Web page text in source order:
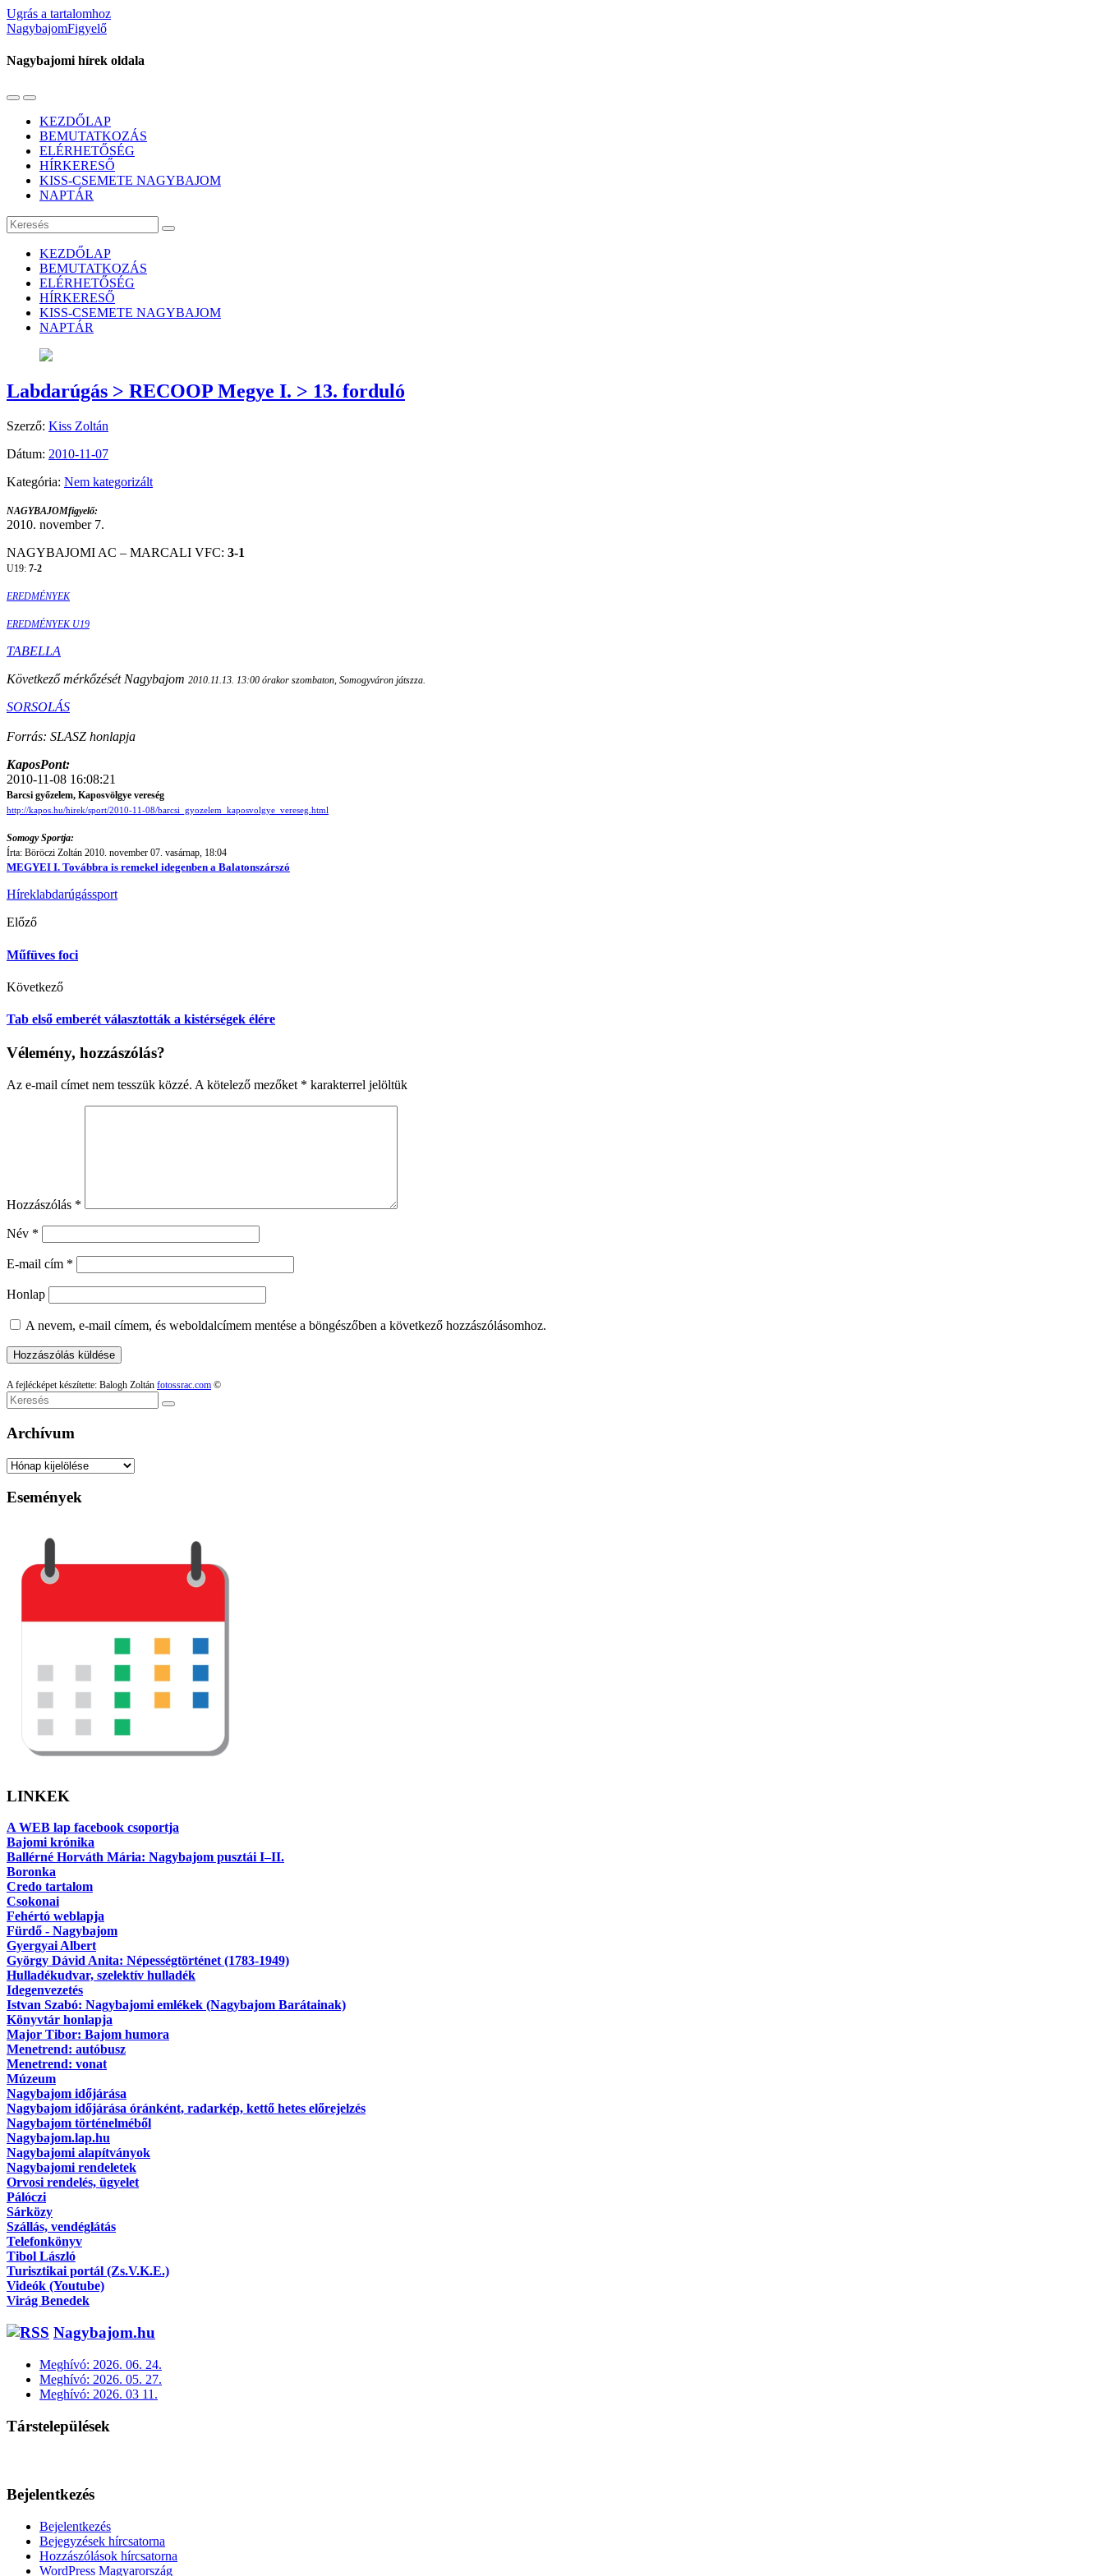
Ugrás a tartalomhoz
NagybajomFigyelő
Nagybajomi hírek oldala
Váltás
mobil
menüre
Használja
keresés
mezőt
KEZDŐLAP
BEMUTATKOZÁS
ELÉRHETŐSÉG
HÍRKERESŐ
KISS-CSEMETE NAGYBAJOM
NAPTÁR
Keresés
KEZDŐLAP
BEMUTATKOZÁS
ELÉRHETŐSÉG
HÍRKERESŐ
KISS-CSEMETE NAGYBAJOM
NAPTÁR
Labdarúgás > RECOOP Megye I. > 13. forduló
Szerző: Kiss Zoltán
Dátum: 2010-11-07
Kategória: Nem kategorizált
NAGYBAJOMfigyelő:
2010. november 7.
NAGYBAJOMI AC – MARCALI VFC: 3-1
U19: 7-2
EREDMÉNYEK
EREDMÉNYEK U19
TABELLA
Következő mérkőzését Nagybajom 2010.11.13. 13:00 órakor szombaton, Somogyváron játszza.
SORSOLÁS
Forrás: SLASZ honlapja
KaposPont:
2010-11-08 16:08:21
Barcsi győzelem, Kaposvölgye vereség
http://kapos.hu/hirek/sport/2010-11-08/barcsi_gyozelem_kaposvolgye_vereseg.html
Somogy Sportja:
Írta: Böröczi Zoltán 2010. november 07. vasárnap, 18:04
MEGYEI I. Továbbra is remekel idegenben a Balatonszárszó
Híreklabdarúgássport
Előző
Műfüves foci
Következő
Tab első emberét választották a kistérségek élére
Vélemény, hozzászólás?
Az e-mail címet nem tesszük közzé. A kötelező mezőket * karakterrel jelöltük
Hozzászólás *
Név *
E-mail cím *
Honlap
A nevem, e-mail címem, és weboldalcímem mentése a böngészőben a következő hozzászólásomhoz.
A fejlécképet készítette: Balogh Zoltán fotossrac.com ©
Keresés
Archívum
Archívum
Események
LINKEK
A WEB lap facebook csoportja
Bajomi krónika
Ballérné Horváth Mária: Nagybajom pusztái I–II.
Boronka
Credo tartalom
Csokonai
Fehértó weblapja
Fürdő - Nagybajom
Gyergyai Albert
György Dávid Anita: Népességtörténet (1783-1949)
Hulladékudvar, szelektív hulladék
Idegenvezetés
Istvan Szabó: Nagybajomi emlékek (Nagybajom Barátainak)
Könyvtár honlapja
Major Tibor: Bajom humora
Menetrend: autóbusz
Menetrend: vonat
Múzeum
Nagybajom időjárása
Nagybajom időjárása óránként, radarkép, kettő hetes előrejelzés
Nagybajom történelméből
Nagybajom.lap.hu
Nagybajomi alapítványok
Nagybajomi rendeletek
Orvosi rendelés, ügyelet
Pálóczi
Sárközy
Szállás, vendéglátás
Telefonkönyv
Tibol László
Turisztikai portál (Zs.V.K.E.)
Videók (Youtube)
Virág Benedek
Nagybajom.hu
Meghívó: 2026. 06. 24.
Meghívó: 2026. 05. 27.
Meghívó: 2026. 03 11.
Társtelepülések
Bejelentkezés
Bejelentkezés
Bejegyzések hírcsatorna
Hozzászólások hírcsatorna
WordPress Magyarország